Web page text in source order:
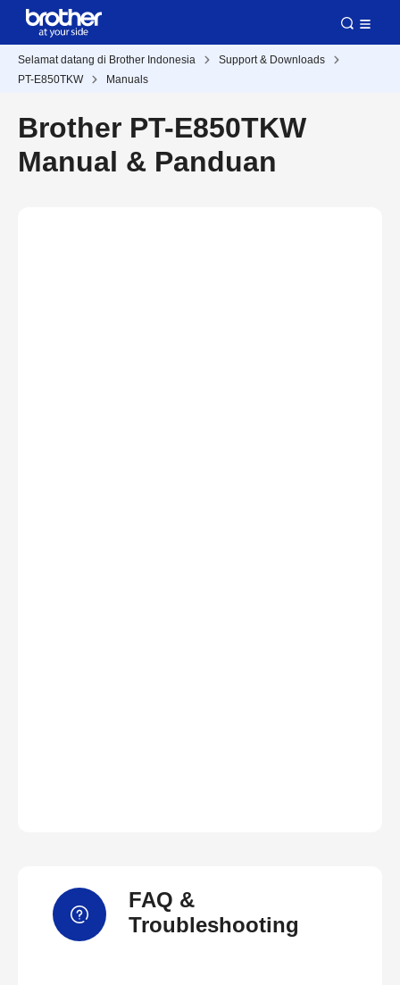
Selamat datang di Brother Indonesia
Support & Downloads
PT-E850TKW
Manuals
Brother PT-E850TKW
Manual & Panduan
FAQ &
Troubleshooting